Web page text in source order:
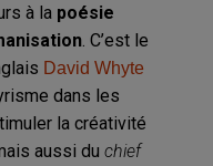
à la poésie
. C’est le
David Whyte
dans les
la créativité
aussi du chief